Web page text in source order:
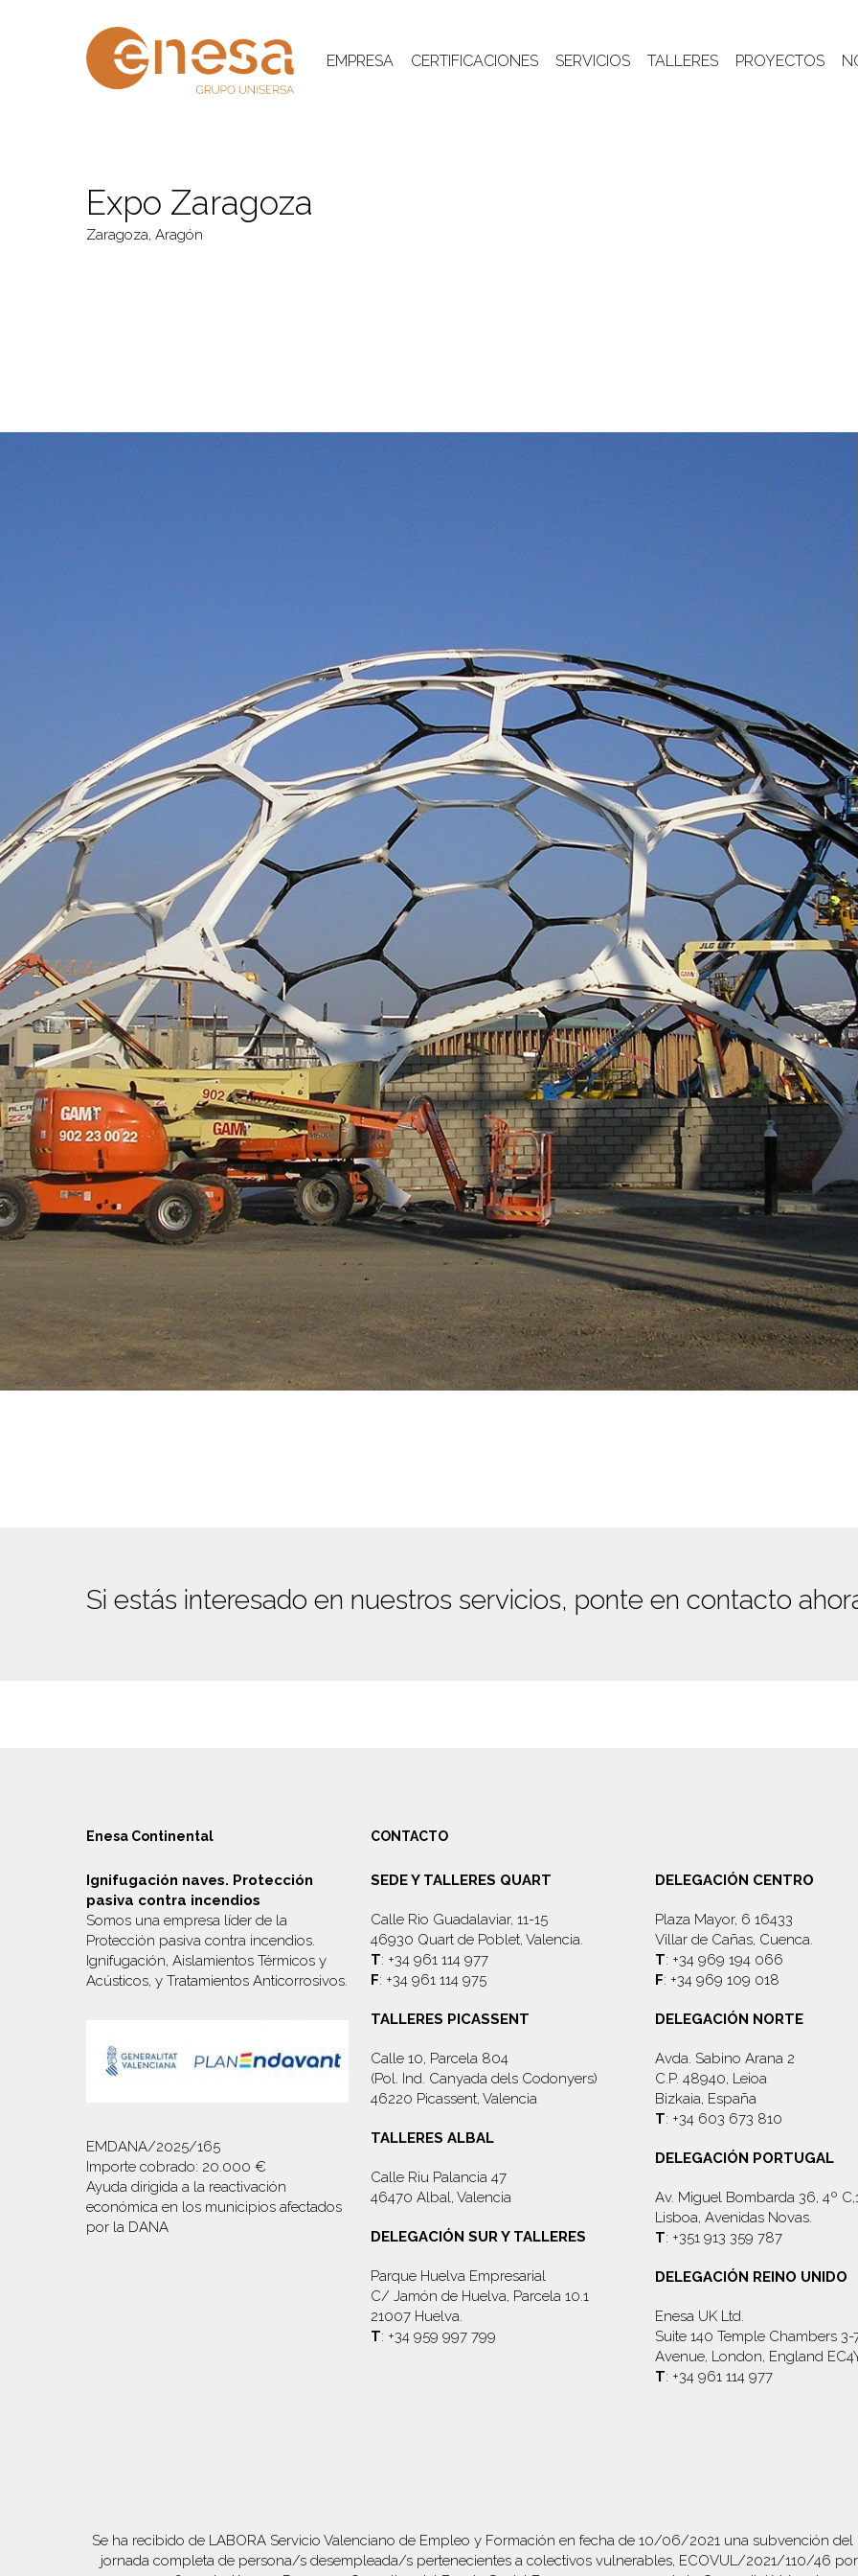
EMPRESA CERTIFICACIONES SERVICIOS TALLERES PROYECTOS
Expo Zaragoza
Zaragoza, Aragón
Si estás interesado en nuestros servicios, ponte en contacto
Enesa Continental
Ignifugación naves. Protección
pasiva contra incendios
Somos una empresa líder de la
Protección pasiva contra incendios.
Ignifugación, Aislamientos Térmicos y
Acústicos, y Tratamientos Anticorrosivos.
EMDANA/2025/165
Importe cobrado: 20.000 €
Ayuda dirigida a la reactivación
económica en los municipios afectados
por la DANA
CONTACTO
SEDE Y TALLERES QUART
Calle Rio Guadalaviar, 11-15
46930 Quart de Poblet, Valencia.
T: +34 961 114 977
F: +34 961 114 975
TALLERES PICASSENT
Calle 10, Parcela 804
(Pol. Ind. Canyada dels Codonyers)
46220 Picassent, Valencia
TALLERES ALBAL
Calle Riu Palancia 47
46470 Albal, Valencia
DELEGACIÓN SUR Y TALLERES
Parque Huelva Empresarial
C/ Jamón de Huelva, Parcela 10.1
21007 Huelva.
T: +34 959 997 799
DELEGACIÓN CENTRO
Plaza Mayor, 6 16433
Villar de Cañas, Cuenca.
T: +34 969 194 066
F: +34 969 109 018
DELEGACIÓN NORTE
Avda. Sabino Arana 2
C.P. 48940, Leioa
Bizkaia, España
T: +34 603 673 810
DELEGACIÓN PORTUGAL
Av. Miguel Bombarda 36, 4º
Lisboa, Avenidas Novas.
T: +351 913 359 787
DELEGACIÓN REINO UNIDO
Enesa UK Ltd.
Suite 140 Temple Chambers 3-
Avenue, London, England
T: +34 961 114 977
Se ha recibido de LABORA Servicio Valenciano de Empleo y Formación en fecha de 10/06/2021 una subvención
jornada completa de persona/s desempleada/s pertenecientes a colectivos vulnerables, ECOVUL/2021/110/46